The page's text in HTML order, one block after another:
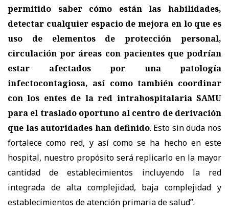
permitido saber cómo están las habilidades,
detectar cualquier espacio de mejora en lo que es
uso de elementos de protección personal,
circulación por áreas con pacientes que podrían
estar afectados por una patología
infectocontagiosa, así como también coordinar
con los entes de la red intrahospitalaria SAMU
para el traslado oportuno al centro de derivación
que las autoridades han definido. Esto sin duda nos
fortalece como red, y así como se ha hecho en este
hospital, nuestro propósito será replicarlo en la mayor
cantidad de establecimientos incluyendo la red
integrada de alta complejidad, baja complejidad y
establecimientos de atención primaria de salud”.